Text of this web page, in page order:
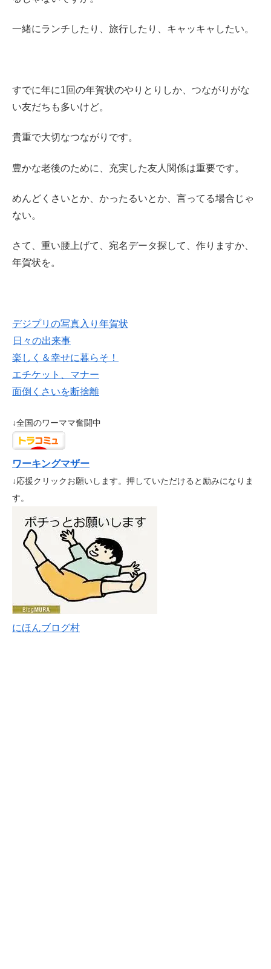
一緒にランチしたり、旅行したり、キャッキャしたい。
すでに年に1回の年賀状のやりとりしか、つながりがな
い友だちも多いけど。
貴重で大切なつながりです。
豊かな老後のために、充実した友人関係は重要です。
めんどくさいとか、かったるいとか、言ってる場合じゃ
ない。
さて、重い腰上げて、宛名データ探して、作りますか、
年賀状を。
デジプリの写真入り年賀状
日々の出来事
楽しく＆幸せに暮らそ！
エチケット、マナー
面倒くさいを断捨離
↓全国のワーママ奮闘中
ワーキングマザー
↓応援クリックお願いします。押していただけると励みになりま
す。
にほんブログ村